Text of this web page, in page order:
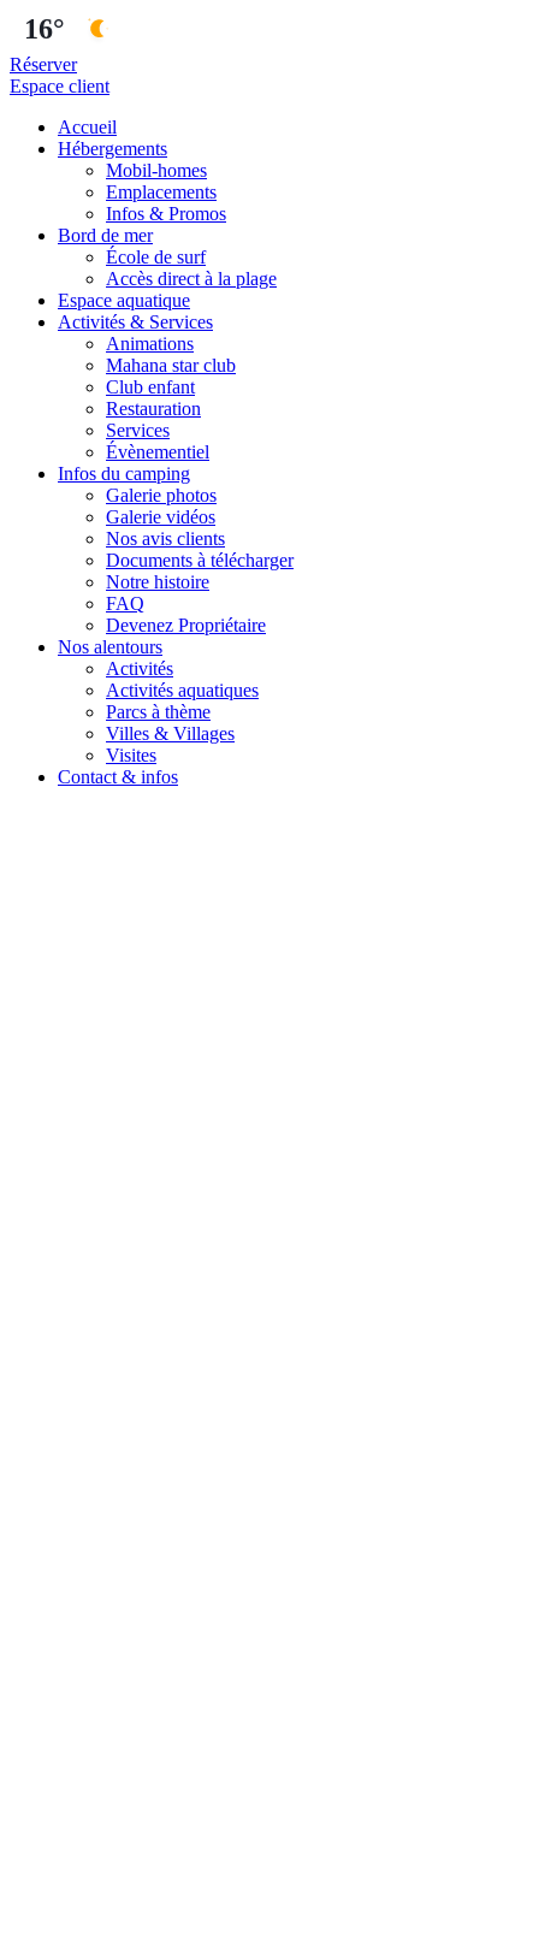
16°
Réserver
Espace client
Accueil
Hébergements
Mobil-homes
Emplacements
Infos & Promos
Bord de mer
École de surf
Accès direct à la plage
Espace aquatique
Activités & Services
Animations
Mahana star club
Club enfant
Restauration
Services
Évènementiel
Infos du camping
Galerie photos
Galerie vidéos
Nos avis clients
Documents à télécharger
Notre histoire
FAQ
Devenez Propriétaire
Nos alentours
Activités
Activités aquatiques
Parcs à thème
Villes & Villages
Visites
Contact & infos